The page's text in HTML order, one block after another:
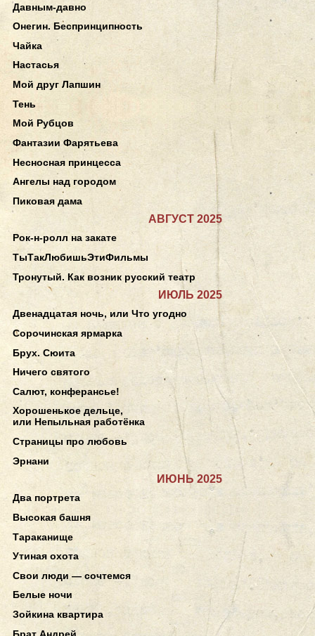
Давным-давно
Онегин. Беспринципность
Чайка
Настасья
Мой друг Лапшин
Тень
Мой Рубцов
Фантазии Фарятьева
Несносная принцесса
Ангелы над городом
Пиковая дама
АВГУСТ 2025
Рок-н-ролл на закате
ТыТакЛюбишьЭтиФильмы
Тронутый. Как возник русский театр
ИЮЛЬ 2025
Двенадцатая ночь, или Что угодно
Сорочинская ярмарка
Брух. Сюита
Ничего святого
Салют, конферансье!
Хорошенькое дельце,
или Непыльная работёнка
Страницы про любовь
Эрнани
ИЮНЬ 2025
Два портрета
Высокая башня
Тараканище
Утиная охота
Свои люди — сочтемся
Белые ночи
Зойкина квартира
Брат Андрей